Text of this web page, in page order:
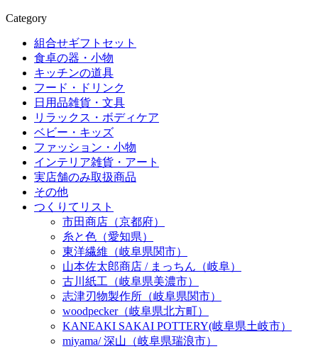
Category
組合せギフトセット
食卓の器・小物
キッチンの道具
フード・ドリンク
日用品雑貨・文具
リラックス・ボディケア
ベビー・キッズ
ファッション・小物
インテリア雑貨・アート
実店舗のみ取扱商品
その他
つくりてリスト
市田商店（京都府）
糸と色（愛知県）
東洋繊維（岐阜県関市）
山本佐太郎商店 / まっちん（岐阜）
古川紙工（岐阜県美濃市）
志津刃物製作所（岐阜県関市）
woodpecker（岐阜県北方町）
KANEAKI SAKAI POTTERY(岐阜県土岐市）
miyama/ 深山（岐阜県瑞浪市）